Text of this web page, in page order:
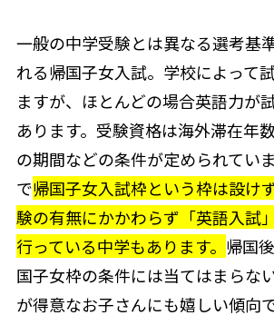
一般の中学受験とは異なる選考基
れる帰国子女入試。学校によって
ますが、ほとんどの場合英語力が
あります。受験資格は海外滞在年
の期間などの条件が定められてい
で帰国子女入試枠という枠は設け
験の有無にかかわらず「英語入試
行っている中学もあります。 帰国
国子女枠の条件には当てはまらな
が得意なお子さんにも嬉しい傾向で